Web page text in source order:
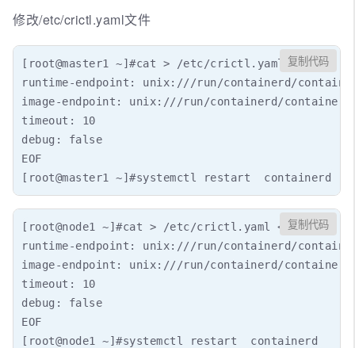
修改/etc/crictl.yaml文件
[root@master1 ~]#cat > /etc/crictl.yaml <<EOF
runtime-endpoint: unix:///run/containerd/
image-endpoint: unix:///run/containerd/
timeout: 10
debug: false
EOF
[root@master1 ~]#systemctl restart  containerd
复制代码
[root@node1 ~]#cat > /etc/crictl.yaml <<EOF
runtime-endpoint: unix:///run/containerd/
image-endpoint: unix:///run/containerd/
timeout: 10
debug: false
EOF
[root@node1 ~]#systemctl restart  containerd
复制代码